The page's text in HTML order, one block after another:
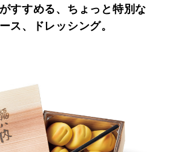
すすめる、ちょっと特別な
ス、ドレッシング。